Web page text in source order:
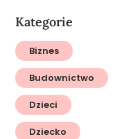
Kategorie
Biznes
Budownictwo
Dzieci
Dziecko